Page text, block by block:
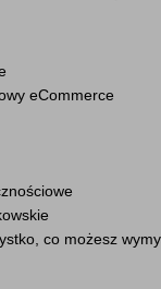
eCommerce
co możesz